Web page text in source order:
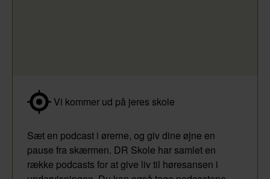
Vi kommer ud på jeres skole
Sæt en podcast i ørerne, og giv dine øjne en
pause fra skærmen. DR Skole har samlet en
række podcasts for at give liv til høresansen i